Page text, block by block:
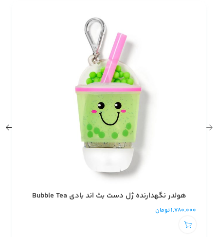
هولدر نگهدارنده ژل دست بث اند بادی Bubble Tea
1,780,000تومان